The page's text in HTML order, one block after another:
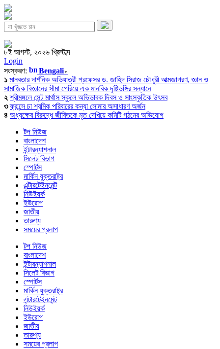
৮ই আগস্ট, ২০২৬ খ্রিস্টাব্দ
Login
সংস্করণ:
Bengali▼
১ মানবতার দার্শনিক অভিযাত্রী প্রফেসর ড. জাহিদ সিরাজ চৌধুরী আত্মজাগরণ, জ্ঞান ও
সামাজিক বিজ্ঞানের সীমা পেরিয়ে এক মানবিক দৃষ্টিভঙ্গির সন্ধানে
২ শ্রীমঙ্গলে সেন্ট মার্থাস স্কুলে অভিভাবক দিবস ও সাংস্কৃতিক উৎসব
৩ ফ্রান্সে চা শ্রমিক পরিবারের কন্যা সোমার অসাধারণ অর্জন
৪ অধ্যক্ষের বিরুদ্ধে জীবিতকে মৃত দেখিয়ে কমিটি গঠনের অভিযোগ
টপ নিউজ
বাংলাদেশ
ইন্টারন্যাশনাল
সিলেট বিভাগ
স্পোর্টস
মার্কিন যুক্তরাষ্ট্র
এন্টারটেইনমেন্ট
নিউইয়র্ক
ইউরোপ
জাতীয়
তারুণ্য
সময়ের প্রলাপ
টপ নিউজ
বাংলাদেশ
ইন্টারন্যাশনাল
সিলেট বিভাগ
স্পোর্টস
মার্কিন যুক্তরাষ্ট্র
এন্টারটেইনমেন্ট
নিউইয়র্ক
ইউরোপ
জাতীয়
তারুণ্য
সময়ের প্রলাপ